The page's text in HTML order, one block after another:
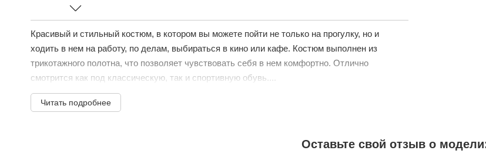
Красивый и стильный костюм, в котором вы можете пойти не только на прогулку, но и
ходить в нем на работу, по делам, выбираться в кино или кафе. Костюм выполнен из
трикотажного полотна, что позволяет чувствовать себя в нем комфортно. Отлично
смотрится как под классическую, так и спортивную обувь....
Читать подробнее
Оставьте свой отзыв о